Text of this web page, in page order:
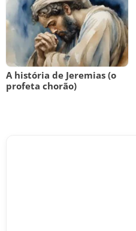
A história de Jeremias (o
profeta chorão)